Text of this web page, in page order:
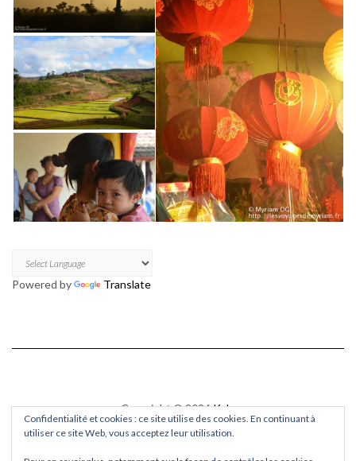
Powered by Translate
Copyright © 2026Kale
Kaleby LyraThemes.com.
Confidentialité et cookies : ce site utilise des cookies. En continuant à
utiliser ce site Web, vous acceptez leur utilisation.